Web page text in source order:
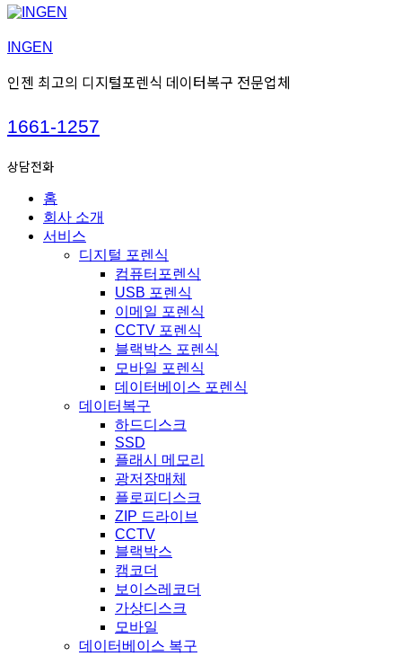
INGEN
인젠 최고의 디지털포렌식 데이터복구 전문업체
Call
1661-1257
상담전화
홈
회사 소개
서비스
디지털 포렌식
컴퓨터포렌식
USB 포렌식
이메일 포렌식
CCTV 포렌식
블랙박스 포렌식
모바일 포렌식
데이터베이스 포렌식
데이터복구
하드디스크
SSD
플래시 메모리
광저장매체
플로피디스크
ZIP 드라이브
CCTV
블랙박스
캠코더
보이스레코더
가상디스크
모바일
데이터베이스 복구